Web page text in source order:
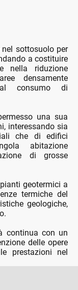
sottosuolo per
a costituire
nella riduzione
densamente
al consumo di
una sua
interessando sia
che di edifici
abitazione
di grosse
geotermici a
termiche del
geologiche,
continua con un
delle opere
prestazioni nel